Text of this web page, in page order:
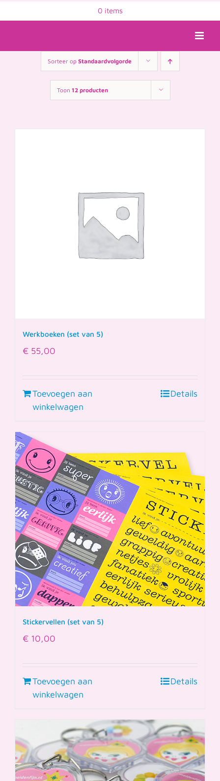
naar
0 items
Sorteer op Standaardvolgorde
Toon 12 producten
Werkboeken (set van 5)
€ 55,00
Toevoegen aan
winkelwagen
Details
Stickervellen (set van 5)
€ 10,00
Toevoegen aan
winkelwagen
Details